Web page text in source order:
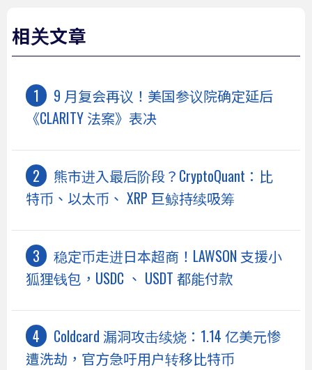
相关文章
9 月复会再议！美国参议院确定延后
《CLARITY 法案》表决
熊市进入最后阶段？CryptoQuant：比
特币、以太币、 XRP 巨鲸持续吸筹
稳定币走进日本超商！LAWSON 支援小
狐狸钱包，USDC 、 USDT 都能付款
Coldcard 漏洞攻击续烧：1.14 亿美元惨
遭洗劫，官方急吁用户转移比特币